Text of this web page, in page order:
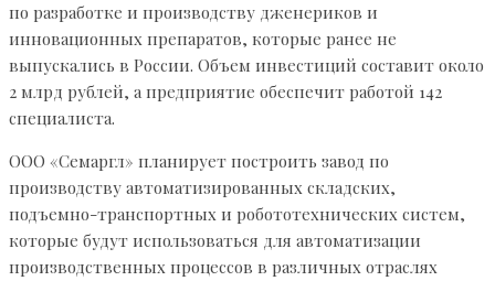
по разработке и производству дженериков и
инновационных препаратов, которые ранее не
выпускались в России. Объем инвестиций составит около
2 млрд рублей, а предприятие обеспечит работой 142
специалиста.
ООО «Семаргл» планирует построить завод по
производству автоматизированных складских,
подъемно-транспортных и робототехнических систем,
которые будут использоваться для автоматизации
производственных процессов в различных отраслях